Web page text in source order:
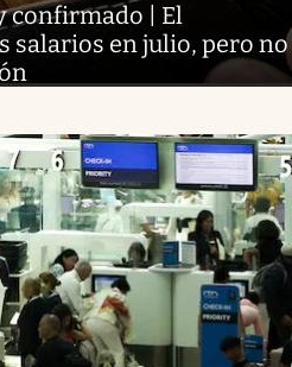
confirmado | El
salarios en julio, pero no